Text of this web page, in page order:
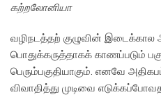
கற்றலோனியா
வழிநடத்தற் குழுவின் இடைக்கால
பொதுக்கருத்தாகக் காணப்படும்
பெரும்பகுதியாகும். எனவே
விவாதித்து முடிவை